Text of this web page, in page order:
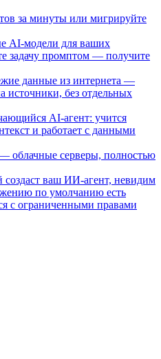
за минуты или мигрируйте
AI-модели для ваших
задачу промптом — получите
данные из интернета —
источники, без отдельных
AI-агент: учится
и работает с данными
облачные серверы, полностью
создаст ваш ИИ-агент, невидим
по умолчанию есть
с ограниченными правами